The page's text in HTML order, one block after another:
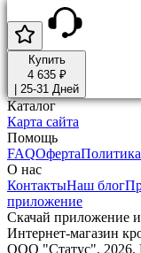
Купить
4 635 ₽
25-31 Дней
Каталог
Карта сайта
Помощь
FAQОферта
О нас
КонтактыНаш блог
приложение
Скачай приложение
Интернет-магазин
ООО "Статус". 2026.